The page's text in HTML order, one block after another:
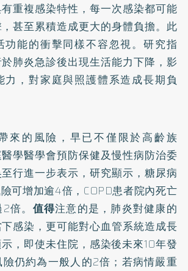
重複感染特性，每一次感染都可能
甚至累積造成更大的身體負擔。此
功能的衝擊同樣不容忽視。研究指
肺炎急診後出現生活能力下降，影
力，對家庭與照護體系造成長期負
來的風險，早已不僅限於高齡族
學醫學會預防保健及慢性病防治委
行進一步表示，研究顯示，糖尿病
可增加逾4倍，COPD患者院內死亡
倍。 值得注意的是，肺炎對健康的
感染，更可能對心血管系統造成長
，即使未住院，感染後未來10年發
仍約為一般人的2倍；若病情嚴重